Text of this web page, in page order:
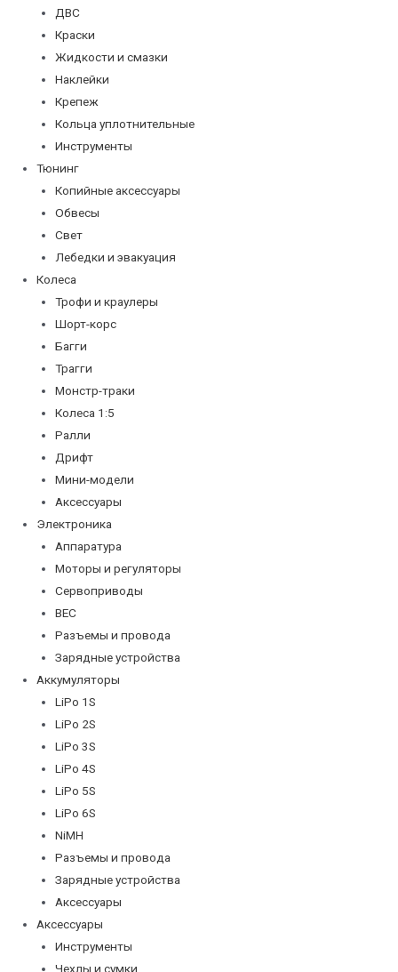
ДВС
Краски
Жидкости и смазки
Наклейки
Крепеж
Кольца уплотнительные
Инструменты
Тюнинг
Копийные аксессуары
Обвесы
Свет
Лебедки и эвакуация
Колеса
Трофи и краулеры
Шорт-корс
Багги
Трагги
Монстр-траки
Колеса 1:5
Ралли
Дрифт
Мини-модели
Аксессуары
Электроника
Аппаратура
Моторы и регуляторы
Сервоприводы
BEC
Разъемы и провода
Зарядные устройства
Аккумуляторы
LiPo 1S
LiPo 2S
LiPo 3S
LiPo 4S
LiPo 5S
LiPo 6S
NiMH
Разъемы и провода
Зарядные устройства
Аксессуары
Аксессуары
Инструменты
Чехлы и сумки